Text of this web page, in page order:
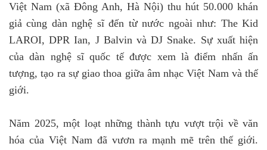
Việt Nam (xã Đông Anh, Hà Nội) thu hút 50.000 khán
giả cùng dàn nghệ sĩ đến từ nước ngoài như: The Kid
LAROI, DPR Ian, J Balvin và DJ Snake. Sự xuất hiện
của dàn nghệ sĩ quốc tế được xem là điểm nhấn ấn
tượng, tạo ra sự giao thoa giữa âm nhạc Việt Nam và thế
giới.
Năm 2025, một loạt những thành tựu vượt trội về văn
hóa của Việt Nam đã vươn ra mạnh mẽ trên thế giới.